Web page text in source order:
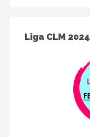
Liga CLM 2024